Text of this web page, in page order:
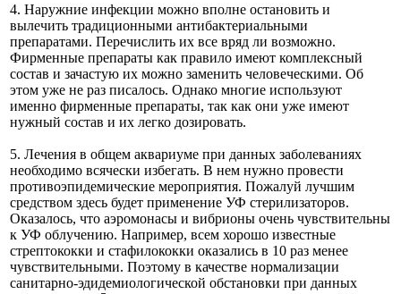
4. Наружние инфекции можно вполне остановить и
вылечить традиционными антибактериальными
препаратами. Перечислить их все вряд ли возможно.
Фирменные препараты как правило имеют комплексный
состав и зачастую их можно заменить человеческими. Об
этом уже не раз писалось. Однако многие используют
именно фирменные препараты, так как они уже имеют
нужный состав и их легко дозировать.
5. Лечения в общем аквариуме при данных заболеваниях
необходимо всячески избегать. В нем нужно провести
противоэпидемические мероприятия. Пожалуй лучшим
средством здесь будет применение УФ стерилизаторов.
Оказалось, что аэромонасы и вибрионы очень чувствительны
к УФ облучению. Например, всем хорошо известные
стрептококки и стафилококки оказались в 10 раз менее
чувствительными. Поэтому в качестве нормализации
санитарно-эдидемиологической обстановки при данных